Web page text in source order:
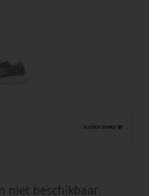
niet beschikbaar.